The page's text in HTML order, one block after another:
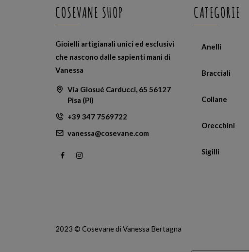
COSEVANE SHOP
Gioielli artigianali unici ed esclusivi
che nascono dalle sapienti mani di
Vanessa
Via Giosué Carducci, 65 56127
Pisa (PI)
+39 347 7569722
vanessa@cosevane.com
CATEGORIE
Anelli
Bracciali
Collane
Orecchini
Sigilli
2023 © Cosevane di Vanessa Bertagna